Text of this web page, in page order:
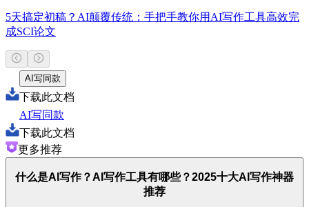
5天搞定初稿？AI颠覆传统：手把手教你用AI写作工具高效完
成SCI论文
AI写同款
下载此文档
AI写同款
下载此文档
更多推荐
什么是AI写作？AI写作工具有哪些？2025十大AI写作神器
推荐